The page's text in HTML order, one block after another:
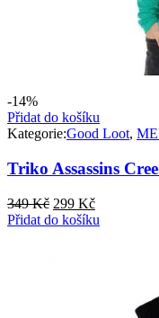
-14%
Přidat do košíku
Kategorie:Good Loot,
Triko Assassins
349Kč Původní
cena
299 KčAktuální
cena
Přidat do košíku